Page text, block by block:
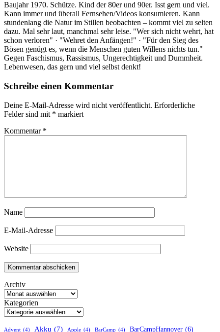
Baujahr 1970. Schütze. Kind der 80er und 90er. Isst gern und viel.
Kann immer und überall Fernsehen/Videos konsumieren. Kann
stundenlang die Natur im Stillen beobachten – kommt viel zu selten
dazu. Mal sehr laut, manchmal sehr leise. "Wer sich nicht wehrt, hat
schon verloren" · "Wehret den Anfängen!" · "Für den Sieg des
Bösen genügt es, wenn die Menschen guten Willens nichts tun."
Gegen Faschismus, Rassismus, Ungerechtigkeit und Dummheit.
Lebenwesen, das gern und viel selbst denkt!
Schreibe einen Kommentar
Deine E-Mail-Adresse wird nicht veröffentlicht. Erforderliche
Felder sind mit * markiert
Kommentar *
Name
E-Mail-Adresse
Website
Archiv
Kategorien
Advent (4) Akku (7) Apple (4) BarCamp (4) BarCampHannover (6)